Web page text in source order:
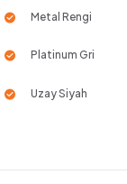
Metal Rengi
Platinum Gri
Uzay Siyah